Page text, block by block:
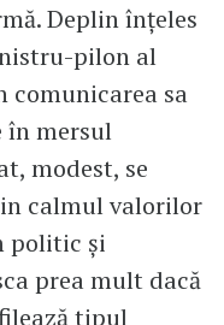
Deplin înțeles
pilon al
comunicarea sa
mersul
modest, se
calmul valorilor
politic și
prea mult dacă
tipul